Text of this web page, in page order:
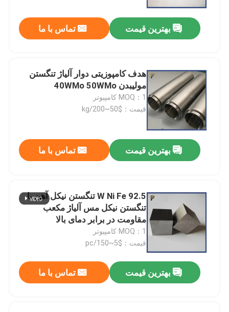
بهترین قیمت تماس با ما
هدف کامپوزیتی دوار آلیاژ تنگستن
مولیبدن 40WMo 50WMo
MOQ：1 کامپیوتر
قیمت：$50~200/kg
بهترین قیمت تماس با ما
92.5 W Ni Fe تنگستن نیکل آهن یا
تنگستن نیکل مس آلیاژ مکعب
مقاومت در برابر دمای بالا
MOQ：1 کامپیوتر
قیمت：$5~150/pc
بهترین قیمت تماس با ما